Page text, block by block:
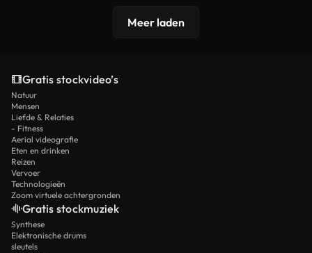
Meer laden
Gratis stockvideo’s
Natuur
Mensen
Liefde & Relaties
- Fitness
Aerial videografie
Eten en drinken
Reizen
Vervoer
Technologieën
Zoom virtuele achtergronden
Gratis stockmuziek
Synthese
Elektronische drums
sleutels